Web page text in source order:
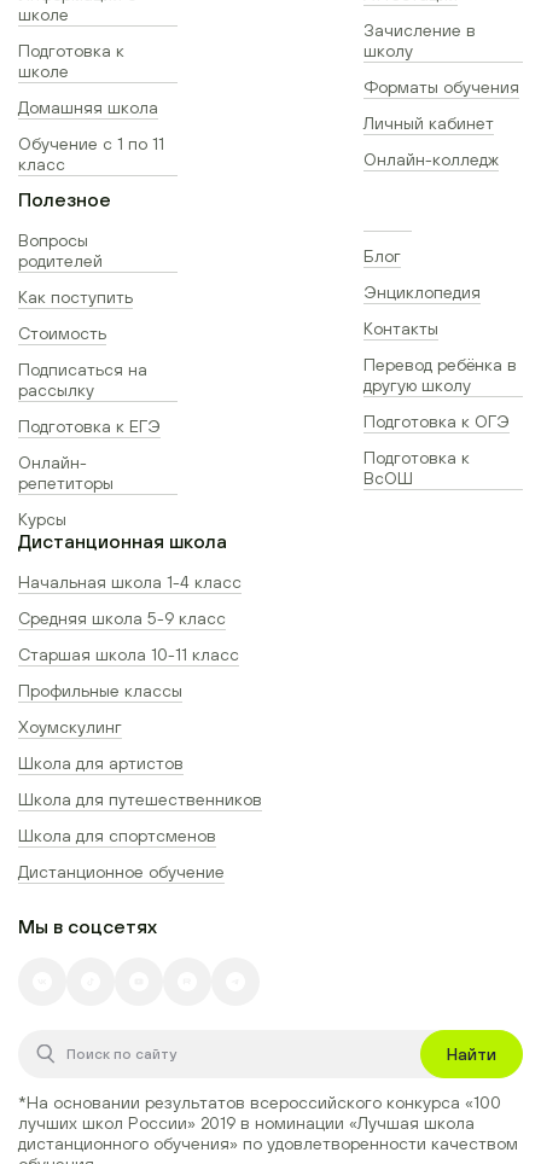
школе
Подготовка к
школе
Домашняя школа
Обучение с 1 по 11
класс
Зачисление в
школу
Форматы обучения
Личный кабинет
Онлайн-колледж
Полезное
Вопросы
родителей
Как поступить
Стоимость
Подписаться на
рассылку
Подготовка к ЕГЭ
Онлайн-
репетиторы
Курсы
Блог
Энциклопедия
Контакты
Перевод ребёнка в
другую школу
Подготовка к ОГЭ
Подготовка к
ВсОШ
Дистанционная школа
Начальная школа 1-4 класс
Средняя школа 5-9 класс
Старшая школа 10-11 класс
Профильные классы
Хоумскулинг
Школа для артистов
Школа для путешественников
Школа для спортсменов
Дистанционное обучение
Мы в соцсетях
Найти
*На основании результатов всероссийского конкурса «100
лучших школ России» 2019 в номинации «Лучшая школа
дистанционного обучения» по удовлетворенности качеством